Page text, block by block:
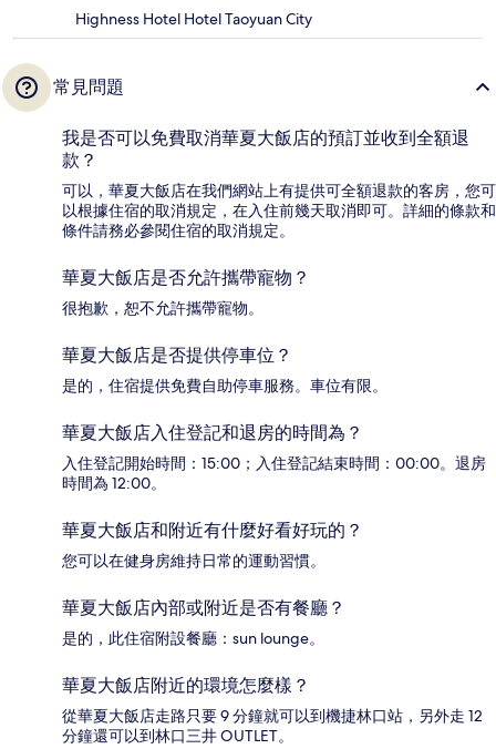
Highness Hotel Hotel Taoyuan City
常見問題
我是否可以免費取消華夏大飯店的預訂並收到全額退
款？
可以，華夏大飯店在我們網站上有提供可全額退款的客房，您可
以根據住宿的取消規定，在入住前幾天取消即可。詳細的條款和
條件請務必參閱住宿的取消規定。
華夏大飯店是否允許攜帶寵物？
很抱歉，恕不允許攜帶寵物。
華夏大飯店是否提供停車位？
是的，住宿提供免費自助停車服務。車位有限。
華夏大飯店入住登記和退房的時間為？
入住登記開始時間：15:00；入住登記結束時間：00:00。退房
時間為 12:00。
華夏大飯店和附近有什麼好看好玩的？
您可以在健身房維持日常的運動習慣。
華夏大飯店內部或附近是否有餐廳？
是的，此住宿附設餐廳：sun lounge。
華夏大飯店附近的環境怎麼樣？
從華夏大飯店走路只要 9 分鐘就可以到機捷林口站，另外走 12
分鐘還可以到林口三井 OUTLET。